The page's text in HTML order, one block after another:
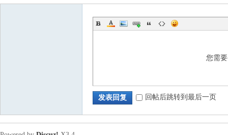
您需
发表回复 回帖后跳转到最后一页